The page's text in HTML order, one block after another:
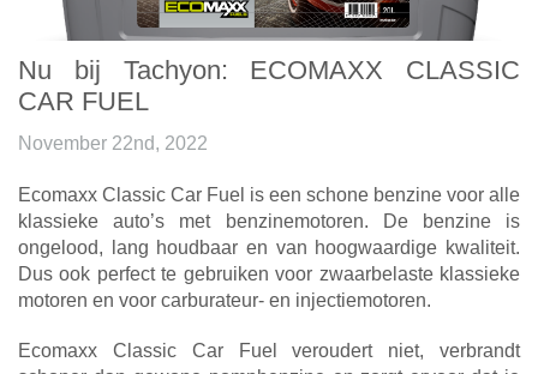
Nu bij Tachyon: ECOMAXX CLASSIC
CAR FUEL
November 22nd, 2022
Ecomaxx Classic Car Fuel is een schone benzine voor alle
klassieke auto’s met benzinemotoren. De benzine is
ongelood, lang houdbaar en van hoogwaardige kwaliteit.
Dus ook perfect te gebruiken voor zwaarbelaste klassieke
motoren en voor carburateur- en injectiemotoren.
Ecomaxx Classic Car Fuel veroudert niet, verbrandt